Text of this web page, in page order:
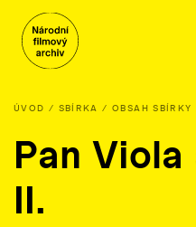
ÚVOD SBÍRKA OBSAH SBÍRKY
Pan Viola
II.